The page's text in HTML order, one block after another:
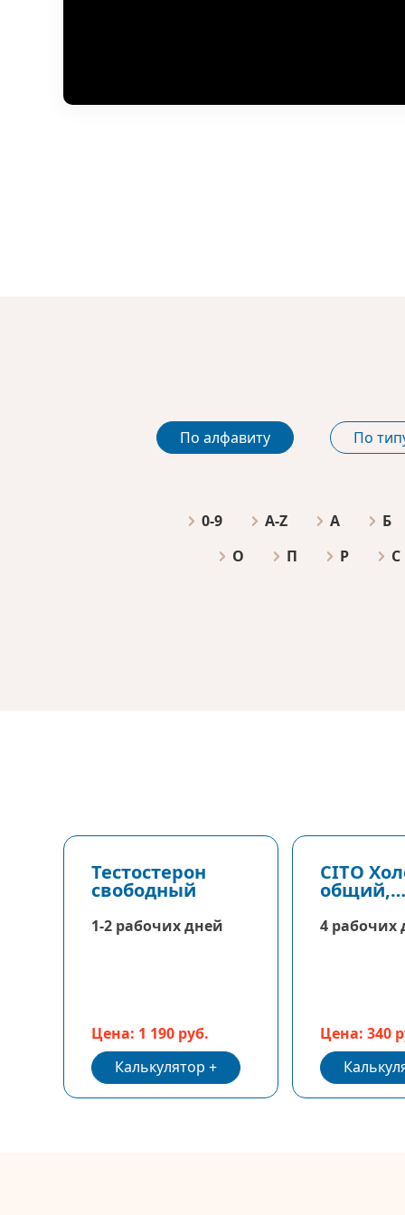
По алфавиту По
0-9 A-Z А
Б
О
П Р С
Тестостерон
свободный
1-2 рабочих дней
Цена: 1 190 руб.
Калькулятор
CITO
общий,
4 рабочих
Цена: 340